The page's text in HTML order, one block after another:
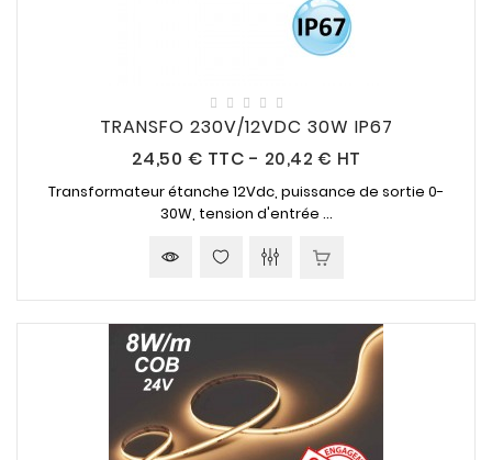
TRANSFO 230V/12VDC 30W IP67
24,50 € Prix
TTC - 20,42 € HT
Transformateur étanche 12Vdc, puissance de sortie 0-
30W, tension d'entrée ...